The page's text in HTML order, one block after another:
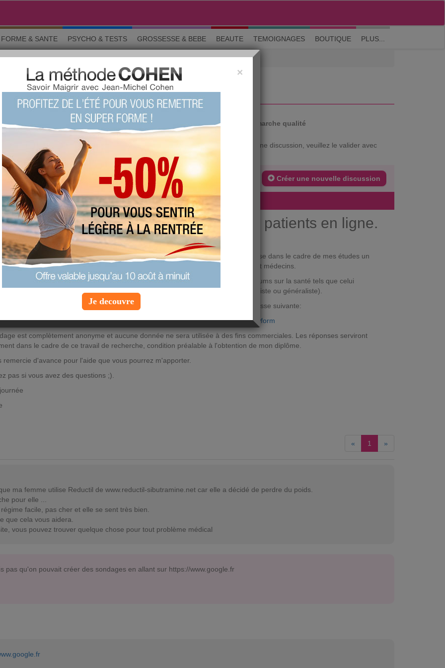
M'inscrire| Me connecter| ? Visite guidée
FORME & SANTE PSYCHO & TESTS GROSSESSE & BEBE BEAUTE TEMOIGNAGES BOUTIQUE PLUS...
Sondage sur l'utilisation des groupes de patients en ligne.
› PROBLÈMES MÉDICAUX
& tests Grossesse Maman & bébé Beauté La communauté Démarche qualité
sont celles des membres d'aujourdhui.com. Avant de suivre un conseil extrait d'une discussion, veuillez le valider avec
un abus Créer une nouvelle discussion
sur l'utilisation des groupes de patients en ligne.
tous.
en dernier année de maîtrise à l'UQAM (Université québécoise) et je réalise dans le cadre de mes études un
portant sur l'impact des communautés virtuelles sur les relations entre patients et médecins.
recherche vise à comprendre si et comment l'utilisation que vous faites des forums sur la santé tels que celui
impactera les rapports que vous entretenez avec votre médecin (spécialiste ou généraliste).
je sollicite votre aide pour répondre à ce court questionnaire disponible à l'adresse suivante:
forms/d/1tJ2QOGiTPEEr8xiIPQGzblSwa1_3h1laxcLmlni7zKk/viewform
est complètement anonyme et aucune donnée ne sera utilisée à des fins commerciales. Les réponses serviront
dans le cadre de ce travail de recherche, condition préalable à l'obtention de mon diplôme.
remercie d'avance pour l'aide que vous pourrez m'apporter.
pas si vous avez des questions ;).
« 1 »
ma femme utilise Reductil de www.reductil-sibutramine.net car elle a décidé de perdre du poids.
pour elle ...
facile, pas cher et elle se sent très bien.
que cela vous aidera.
vous pouvez trouver quelque chose pour tout problème médical
pas qu'on pouvait créer des sondages en allant sur https://www.google.fr
×
Je decouvre